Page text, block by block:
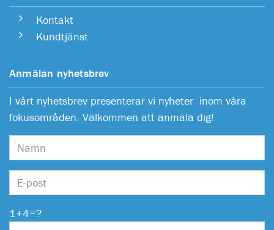
Kontakt
Kundtjänst
Anmälan nyhetsbrev
I vårt nyhetsbrev presenterar vi nyheter inom våra
fokusområden. Välkommen att anmäla dig!
1+4=?